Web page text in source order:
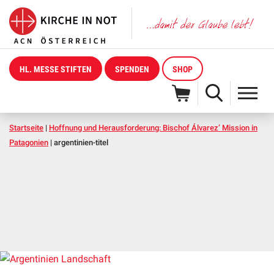
HL. MESSE STIFTEN SPENDEN SHOP
Startseite | Hoffnung und Herausforderung: Bischof Álvarez’ Mission in
Patagonien | argentinien-titel